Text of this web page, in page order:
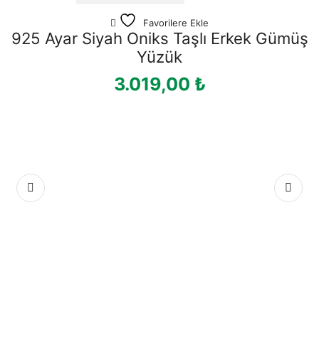
Favorilere Ekle
925 Ayar Siyah Oniks Taşlı Erkek Gümüş
Yüzük
3.019,00 ₺